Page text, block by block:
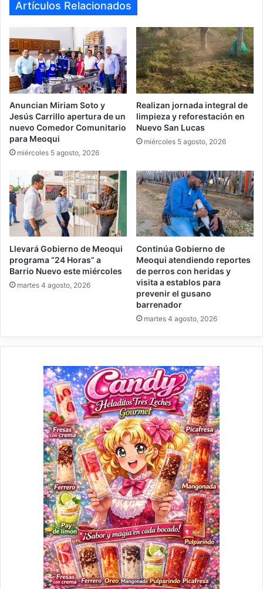
Artículos Relacionados
Anuncian Miriam Soto y
Jesús Carrillo apertura de un
nuevo Comedor Comunitario
para Meoqui
miércoles 5 agosto, 2026
Realizan jornada integral de
limpieza y reforestación en
Nuevo San Lucas
miércoles 5 agosto, 2026
Llevará Gobierno de Meoqui
programa “24 Horas” a
Barrio Nuevo este miércoles
martes 4 agosto, 2026
Continúa Gobierno de
Meoqui atendiendo reportes
de perros con heridas y
visita a establos para
prevenir el gusano
barrenador
martes 4 agosto, 2026